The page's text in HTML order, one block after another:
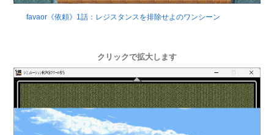
favaor《依頼》1話：レジスタンスを排除せよのワンシーン
クリックで拡大します